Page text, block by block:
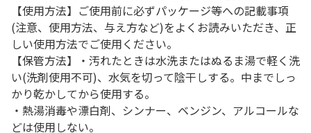
【使用方法】ご使用前に必ずパッケージ等への記載事項
(注意、使用方法、与え方など)をよくお読みいただき、正
しい使用方法でご使用ください。
【保管方法】・汚れたときは水洗またはぬるま湯で軽く洗
い(洗剤使用不可)、水気を切って陰干しする。中までしっ
かり乾かしてから使用する。
・熱湯消毒や漂白剤、シンナー、ベンジン、アルコールな
どは使用しない。